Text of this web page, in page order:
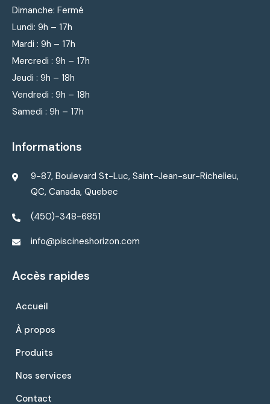
Dimanche: Fermé
Lundi: 9h – 17h
Mardi : 9h – 17h
Mercredi : 9h – 17h
Jeudi : 9h – 18h
Vendredi : 9h – 18h
Samedi : 9h – 17h
Informations
9-87, Boulevard St-Luc, Saint-Jean-sur-Richelieu,
QC, Canada, Quebec
(450)-348-6851
info@piscineshorizon.com
Accès rapides
Accueil
À propos
Produits
Nos services
Contact